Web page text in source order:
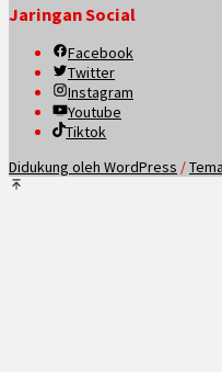
Jaringan Social
Facebook
Twitter
Instagram
Youtube
Tiktok
Didukung oleh WordPress /